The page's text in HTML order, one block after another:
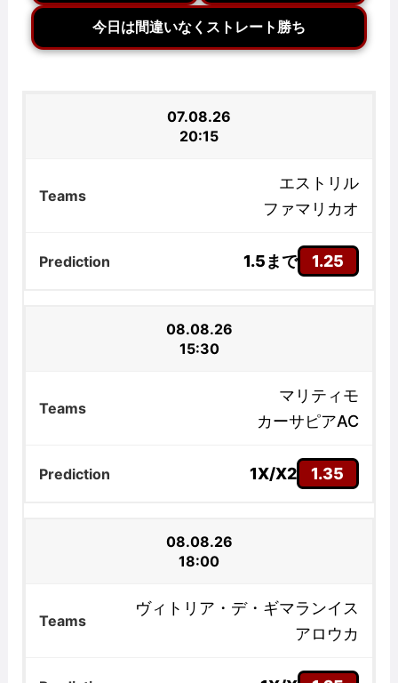
今日は間違いなくストレート勝ち
07.08.26
20:15
エストリル
ファマリカオ
1.5まで 1.25
08.08.26
15:30
マリティモ
カーサピアAC
1X/X2 1.35
08.08.26
18:00
ヴィトリア・デ・ギマランイス
アロウカ